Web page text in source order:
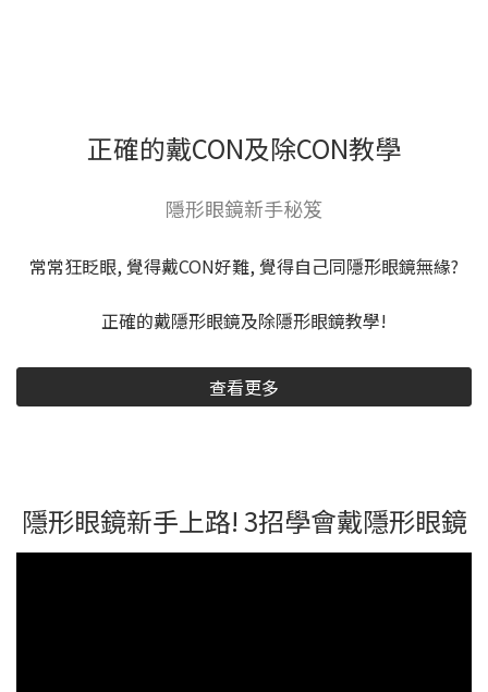
正確的戴CON及除CON教學
隱形眼鏡新手秘笈
常常狂眨眼, 覺得戴CON好難, 覺得自己同隱形眼鏡無緣?
正確的戴隱形眼鏡及除隱形眼鏡教學!
查看更多
隱形眼鏡新手上路! 3招學會戴隱形眼鏡